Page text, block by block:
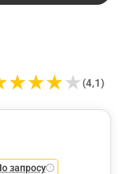
★★★★
★★★★ (4,1)
запросу